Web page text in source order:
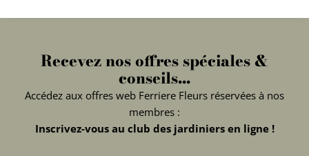
Recevez nos offres spéciales &
conseils...
Accédez aux offres web Ferriere Fleurs réservées à nos
membres :
Inscrivez-vous au club des jardiniers en ligne !